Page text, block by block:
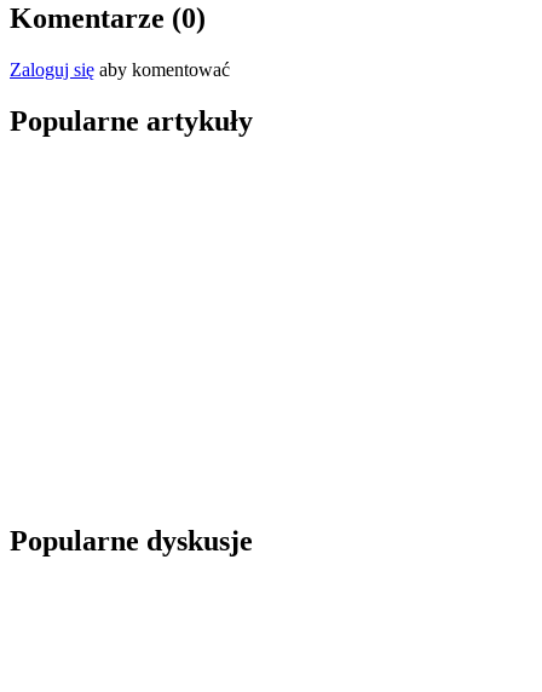
Komentarze (0)
Zaloguj się aby komentować
Popularne artykuły
Popularne dyskusje